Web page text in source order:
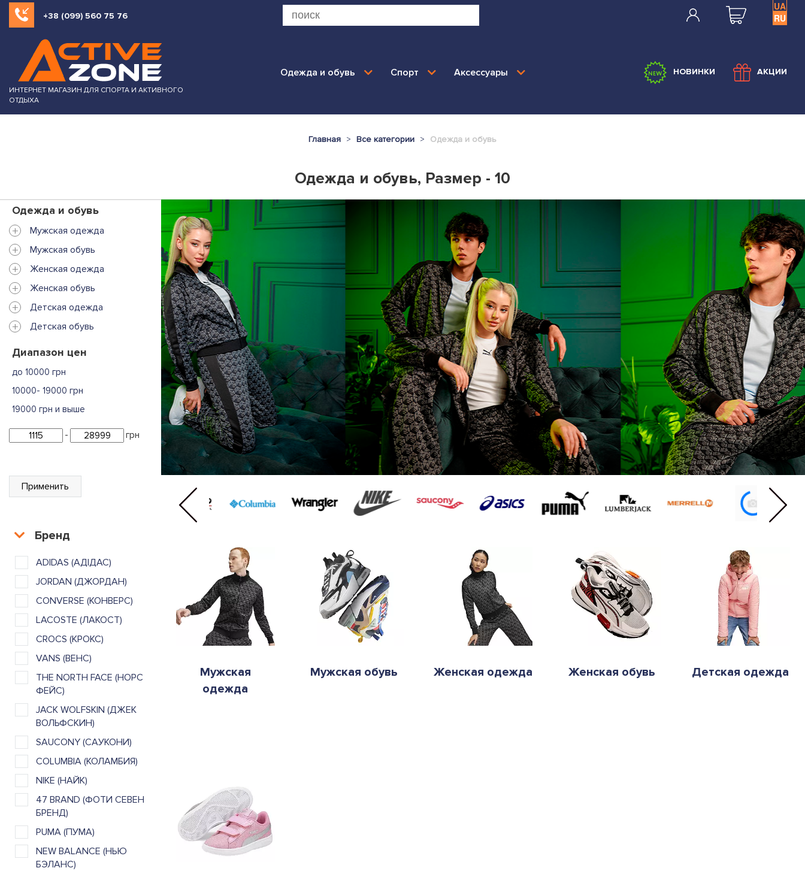
+38 (099) 560 75 76
UA
RU
ИНТЕРНЕТ МАГАЗИН ДЛЯ СПОРТА И АКТИВНОГО
ОТДЫХА
Одежда и обувь Спорт Аксессуары НОВИНКИ АКЦИИ
Главная Все категории Одежда и обувь
Одежда и обувь, Размер - 10
Одежда и обувь
+ Мужская одежда
+ Мужская обувь
+ Женская одежда
+ Женская обувь
+ Детская одежда
+ Детская обувь
Диапазон цен
до 10000 грн
10000- 19000 грн
19000 грн и выше
- грн
Применить
Бренд
ADIDAS (АДІДАС)
JORDAN (ДЖОРДАН)
CONVERSE (КОНВЕРС)
LACOSTE (ЛАКОСТ)
CROCS (КРОКС)
VANS (ВЕНС)
THE NORTH FACE (НОРС
ФЕЙС)
JACK WOLFSKIN (ДЖЕК
ВОЛЬФСКИН)
SAUCONY (САУКОНИ)
COLUMBIA (КОЛАМБИЯ)
NIKE (НАЙК)
47 BRAND (ФОТИ СЕВЕН
БРЕНД)
PUMA (ПУМА)
NEW BALANCE (НЬЮ
БЭЛАНС)
Мужская
одежда
Мужская обувь Женская одежда Женская обувь Детская одежда